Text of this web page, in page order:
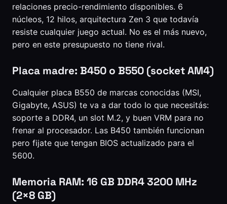
relaciones precio-rendimiento disponibles. 6
núcleos, 12 hilos, arquitectura Zen 3 que todavía
resiste cualquier juego actual. No es el más nuevo,
pero en este presupuesto no tiene rival.
Placa madre: B450 o B550 (socket AM4)
Cualquier placa B550 de marcas conocidas (MSI,
Gigabyte, ASUS) te va a dar todo lo que necesitás:
soporte a DDR4, un slot M.2, y buen VRM para no
frenar al procesador. Las B450 también funcionan
pero fijate que tengan BIOS actualizado para el
5600.
Memoria RAM: 16 GB DDR4 3200 MHz
(2×8 GB)